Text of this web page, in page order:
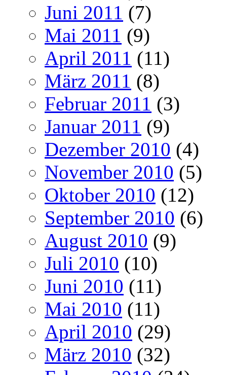
Juni 2011 (7)
Mai 2011 (9)
April 2011 (11)
März 2011 (8)
Februar 2011 (3)
Januar 2011 (9)
Dezember 2010 (4)
November 2010 (5)
Oktober 2010 (12)
September 2010 (6)
August 2010 (9)
Juli 2010 (10)
Juni 2010 (11)
Mai 2010 (11)
April 2010 (29)
März 2010 (32)